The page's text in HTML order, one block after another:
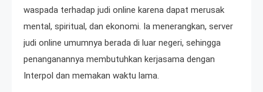
waspada terhadap judi online karena dapat merusak
mental, spiritual, dan ekonomi. Ia menerangkan, server
judi online umumnya berada di luar negeri, sehingga
penanganannya membutuhkan kerjasama dengan
Interpol dan memakan waktu lama.